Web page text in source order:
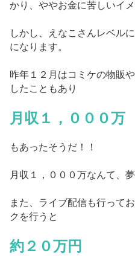
かり、ややお金に苦しいイ
しかし、えなこさんレベル
になります。
昨年１２月はコミケの物販
したこともあり
月収１，０００万
もあったそうだ！！
月収１，０００万なんて、
また、ライブ配信も行って
クを行うと
約２０万円